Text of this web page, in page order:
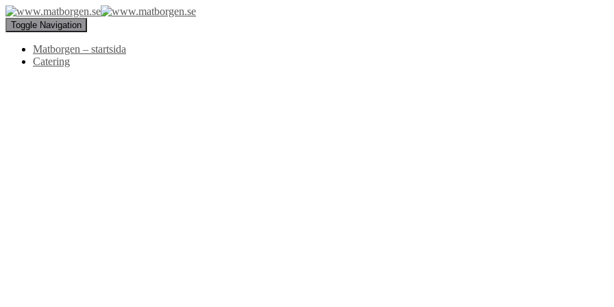
Toggle Navigation
Matborgen – startsida
Catering